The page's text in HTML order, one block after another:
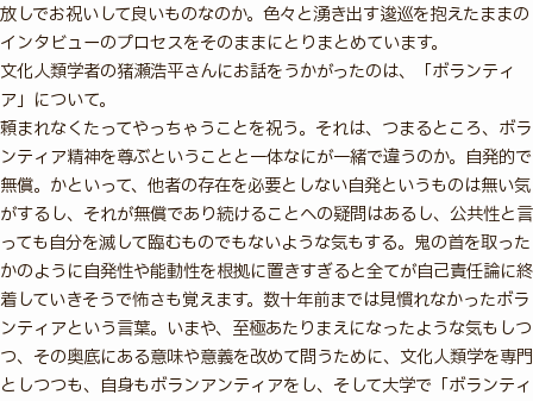
放しでお祝いして良いものなのか。色々と湧き出す逡巡を抱えたままの
インタビューのプロセスをそのままにとりまとめています。
文化人類学者の猪瀬浩平さんにお話をうかがったのは、「ボランティ
ア」について。
頼まれなくたってやっちゃうことを祝う。それは、つまるところ、ボラ
ンティア精神を尊ぶということと一体なにが一緒で違うのか。自発的で
無償。かといって、他者の存在を必要としない自発というものは無い気
がするし、それが無償であり続けることへの疑問はあるし、公共性と言
っても自分を滅して臨むものでもないような気もする。鬼の首を取った
かのように自発性や能動性を根拠に置きすぎると全てが自己責任論に終
着していきそうで怖さも覚えます。数十年前までは見慣れなかったボラ
ンティアという言葉。いまや、至極あたりまえになったような気もしつ
つ、その奥底にある意味や意義を改めて問うために、文化人類学を専門
としつつも、自身もボランアンティアをし、そして大学で「ボランティ